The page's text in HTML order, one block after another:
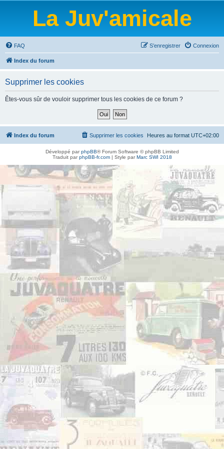
La Juv'amicale
FAQ Connexion
S’enregistrer
Index du forum
Supprimer les cookies
Êtes-vous sûr de vouloir supprimer tous les cookies de ce forum ?
Index du forum Heures au format UTC+02:00
Supprimer les cookies
Développé parphpBB® Forum Software © phpBB Limited
Traduit parphpBB-fr.com| Style parMarc SWI 2018